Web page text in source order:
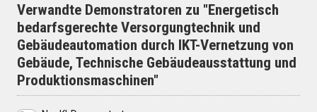
Verwandte Demonstratoren zu "Energetisch
bedarfsgerechte Versorgungtechnik und
Gebäudeautomation durch IKT-Vernetzung von
Gebäude, Technische Gebäudeausstattung und
Produktionsmaschinen"